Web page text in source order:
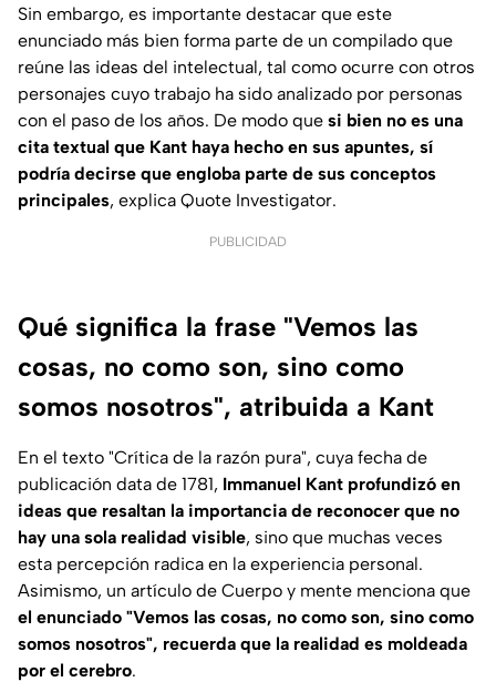
Sin embargo, es importante destacar que este
enunciado más bien forma parte de un compilado que
reúne las ideas del intelectual, tal como ocurre con otros
personajes cuyo trabajo ha sido analizado por personas
con el paso de los años. De modo que si bien no es una
cita textual que Kant haya hecho en sus apuntes, sí
podría decirse que engloba parte de sus conceptos
principales, explica Quote Investigator.
PUBLICIDAD
Qué significa la frase "Vemos las
cosas, no como son, sino como
somos nosotros", atribuida a Kant
En el texto "Crítica de la razón pura", cuya fecha de
publicación data de 1781, Immanuel Kant profundizó en
ideas que resaltan la importancia de reconocer que no
hay una sola realidad visible, sino que muchas veces
esta percepción radica en la experiencia personal.
Asimismo, un artículo de Cuerpo y mente menciona que
el enunciado "Vemos las cosas, no como son, sino como
somos nosotros", recuerda que la realidad es moldeada
por el cerebro.